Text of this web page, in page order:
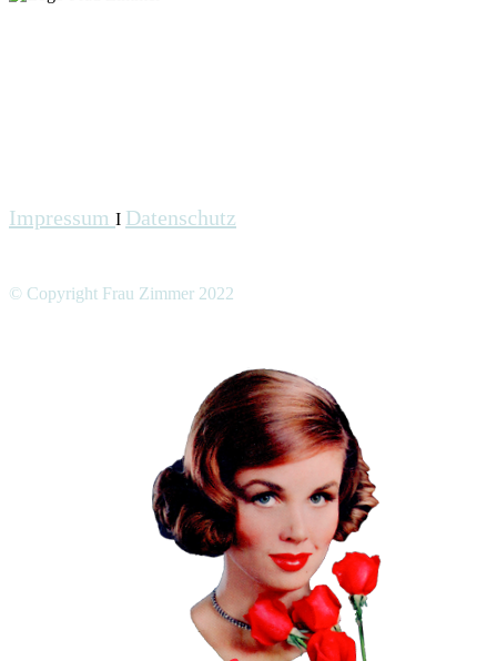
Impressum I Datenschutz
© Copyright Frau Zimmer 2022